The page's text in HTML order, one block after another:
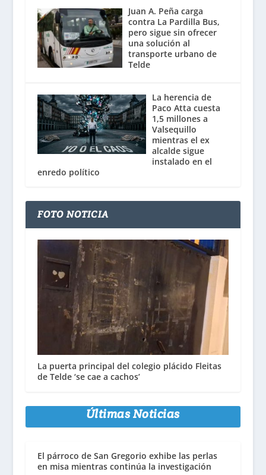
Juan A. Peña carga
contra La Pardilla Bus,
pero sigue sin ofrecer
una solución al
transporte urbano de
Telde
La herencia de
Paco Atta cuesta
1,5 millones a
Valsequillo
mientras el ex
alcalde sigue
instalado en el
enredo político
FOTO NOTICIA
La puerta principal del colegio plácido Fleitas
de Telde ‘se cae a cachos’
Últimas Noticias
El párroco de San Gregorio exhibe las perlas
en misa mientras continúa la investigación